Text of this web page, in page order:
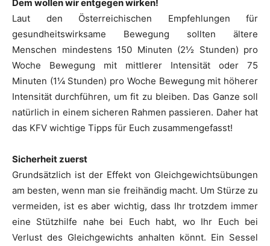
Dem wollen wir entgegen wirken!
Laut den Österreichischen Empfehlungen für
gesundheitswirksame Bewegung sollten ältere
Menschen mindestens 150 Minuten (2½ Stunden) pro
Woche Bewegung mit mittlerer Intensität oder 75
Minuten (1¼ Stunden) pro Woche Bewegung mit höherer
Intensität durchführen, um fit zu bleiben. Das Ganze soll
natürlich in einem sicheren Rahmen passieren. Daher hat
das KFV wichtige Tipps für Euch zusammengefasst!
Sicherheit zuerst
Grundsätzlich ist der Effekt von Gleichgewichtsübungen
am besten, wenn man sie freihändig macht. Um Stürze zu
vermeiden, ist es aber wichtig, dass Ihr trotzdem immer
eine Stützhilfe nahe bei Euch habt, wo Ihr Euch bei
Verlust des Gleichgewichts anhalten könnt. Ein Sessel